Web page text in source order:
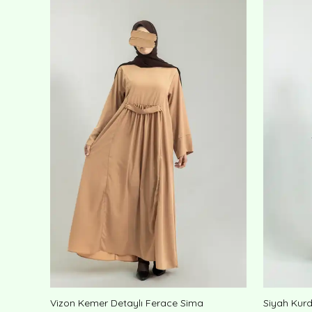
Vizon Kemer Detaylı Ferace Sima